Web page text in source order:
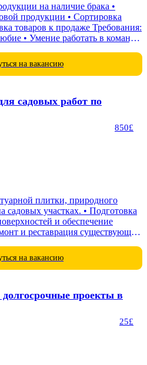
на наличие брака •
продукции • Сортировка
к продаже Требования:
• Умение работать в команде
на вакансию
садовых работ по
850£
плитки, природного
участках. • Подготовка
и обеспечение
и реставрация существующих
на вакансию
проекты в
25£